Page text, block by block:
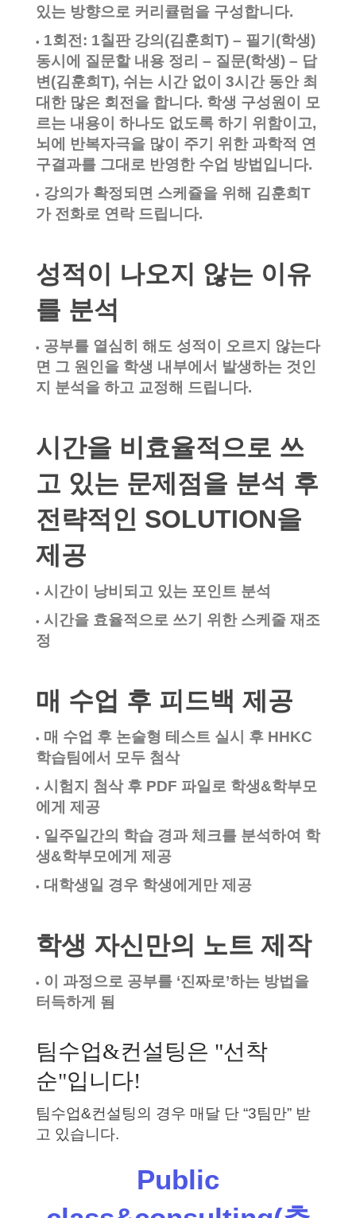
있는 방향으로 커리큘럼을 구성합니다.
• 1회전: 1칠판 강의(김훈희T) – 필기(학생)
동시에 질문할 내용 정리 – 질문(학생) – 답
변(김훈희T), 쉬는 시간 없이 3시간 동안 최
대한 많은 회전을 합니다. 학생 구성원이 모
르는 내용이 하나도 없도록 하기 위함이고,
뇌에 반복자극을 많이 주기 위한 과학적 연
구결과를 그대로 반영한 수업 방법입니다.
• 강의가 확정되면 스케쥴을 위해 김훈희T
가 전화로 연락 드립니다.
성적이 나오지 않는 이유
를 분석
• 공부를 열심히 해도 성적이 오르지 않는다
면 그 원인을 학생 내부에서 발생하는 것인
지 분석을 하고 교정해 드립니다.
시간을 비효율적으로 쓰
고 있는 문제점을 분석 후
전략적인 SOLUTION을
제공
• 시간이 낭비되고 있는 포인트 분석
• 시간을 효율적으로 쓰기 위한 스케줄 재조
정
매 수업 후 피드백 제공
• 매 수업 후 논술형 테스트 실시 후 HHKC
학습팀에서 모두 첨삭
• 시험지 첨삭 후 PDF 파일로 학생&학부모
에게 제공
• 일주일간의 학습 경과 체크를 분석하여 학
생&학부모에게 제공
• 대학생일 경우 학생에게만 제공
학생 자신만의 노트 제작
• 이 과정으로 공부를 ‘진짜로’하는 방법을
터득하게 됨
팀수업&컨설팅은 "선착
순"입니다!
팀수업&컨설팅의 경우 매달 단 “3팀만” 받
고 있습니다.
Public